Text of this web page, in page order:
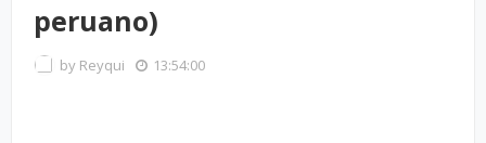
peruano)
by Reyqui 13:54:00